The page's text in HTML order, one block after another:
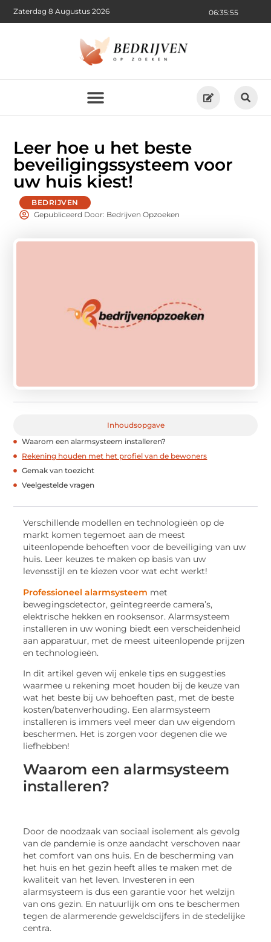
06:35:56
Zaterdag 8 Augustus 2026
Leer hoe u het beste
beveiligingssysteem voor
uw huis kiest!
BEDRIJVEN
Gepubliceerd Door: Bedrijven Opzoeken
Inhoudsopgave
Waarom een alarmsysteem installeren?
Rekening houden met het profiel van de bewoners
Gemak van toezicht
Veelgestelde vragen
Verschillende modellen en technologieën op de
markt komen tegemoet aan de meest
uiteenlopende behoeften voor de beveiliging van uw
huis. Leer keuzes te maken op basis van uw
levensstijl en te kiezen voor wat echt werkt!
Professioneel alarmsysteem met
bewegingsdetector, geïntegreerde camera’s,
elektrische hekken en rooksensor. Alarmsysteem
installeren in uw woning biedt een verscheidenheid
aan apparatuur, met de meest uiteenlopende prijzen
en technologieën.
In dit artikel geven wij enkele tips en suggesties
waarmee u rekening moet houden bij de keuze van
wat het beste bij uw behoeften past, met de beste
kosten/batenverhouding. Een alarmsysteem
installeren is immers veel meer dan uw eigendom
beschermen. Het is zorgen voor degenen die we
liefhebben!
Waarom een alarmsysteem
installeren?
Door de noodzaak van sociaal isolement als gevolg
van de pandemie is onze aandacht verschoven naar
het comfort van ons huis. En de bescherming van
het huis en het gezin heeft alles te maken met de
kwaliteit van het leven. Investeren in een
alarmsysteem is dus een garantie voor het welzijn
van ons gezin. En natuurlijk om ons te beschermen
tegen de alarmerende geweldscijfers in de stedelijke
centra.